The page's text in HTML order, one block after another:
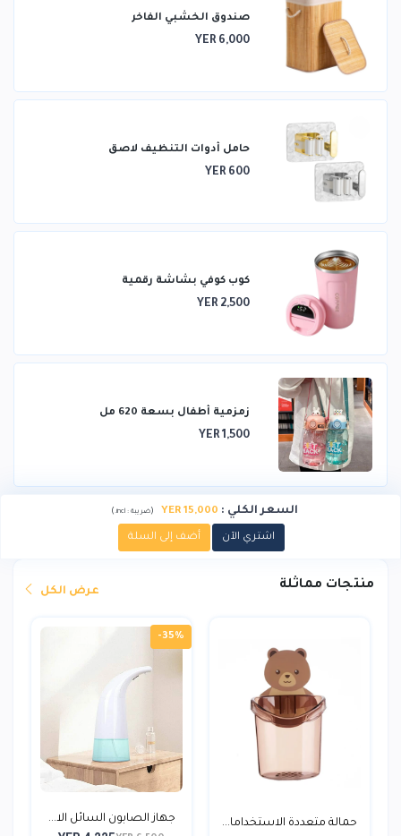
صندوق الخشبي الفاخر
YER 6,000
حامل أدوات التنظيف لاصق
YER 600
كوب كوفي بشاشة رقمية
YER 2,500
زمزمية أطفال بسعة 620 مل
YER 1,500
السعر الكلي :
15,000 YER
(ضريبة :incl.
)
اشتري الآن أضف إلى السلة
منتجات مماثلة عرض الكل
حمالة متعددة الاستخداما...
-35%
جهاز الصابون السائل الا...